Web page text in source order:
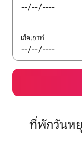
เช็คเอาท์
ที่พักวันหยุ